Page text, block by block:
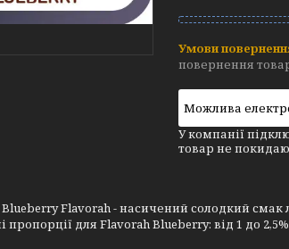
повернення
У компанії
товар не
Flavorah - насичений солодкий
для Flavorah Blueberry: від 1 до